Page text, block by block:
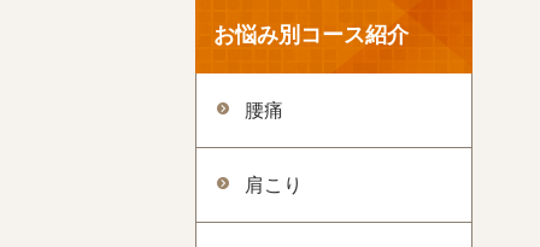
お悩み別コース紹介
腰痛
肩こり